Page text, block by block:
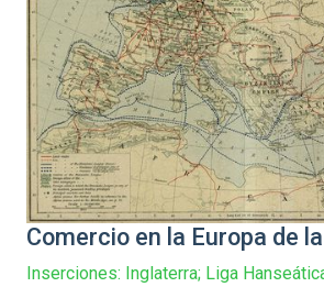
Comercio en la Europa de
Inserciones: Inglaterra; Liga